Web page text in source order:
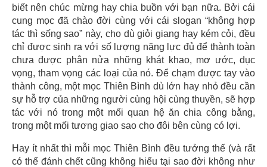
biết nên chúc mừng hay chia buồn với bạn nữa. Bởi cái
cung mọc đã chào đời cùng với cái slogan “không hợp
tác thì sống sao” này, cho dù giỏi giang hay kém cỏi, đều
chỉ được sinh ra với số lượng năng lực đủ để thành toàn
chưa được phân nửa những khát khao, mơ ước, dục
vọng, tham vọng các loại của nó. Để chạm được tay vào
thành công, một mọc Thiên Bình dù lớn hay nhỏ đều cần
sự hỗ trợ của những người cùng hội cùng thuyền, sẽ hợp
tác với nó trong một mối quan hệ ăn chia công bằng,
trong một mối tương giao sao cho đôi bên cùng có lợi.
Hay ít nhất thì mỗi mọc Thiên Bình đều tưởng thế (và rất
có thể đánh chết cũng không hiểu tại sao đời không như